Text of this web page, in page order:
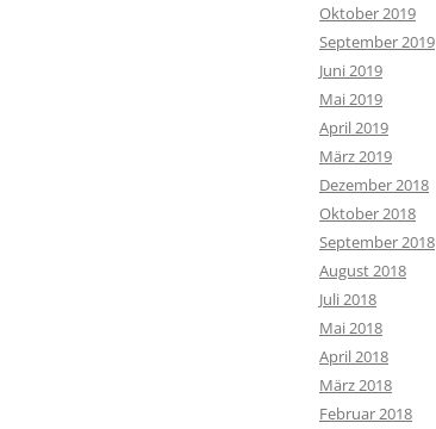
Oktober 2019
September 2019
Juni 2019
Mai 2019
April 2019
März 2019
Dezember 2018
Oktober 2018
September 2018
August 2018
Juli 2018
Mai 2018
April 2018
März 2018
Februar 2018